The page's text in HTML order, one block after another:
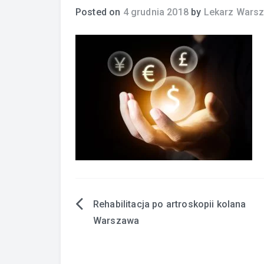
Posted on 4 grudnia 2018by Lekarz
Nawigacja
Rehabilitacja po artroskopii kolana
Warszawa